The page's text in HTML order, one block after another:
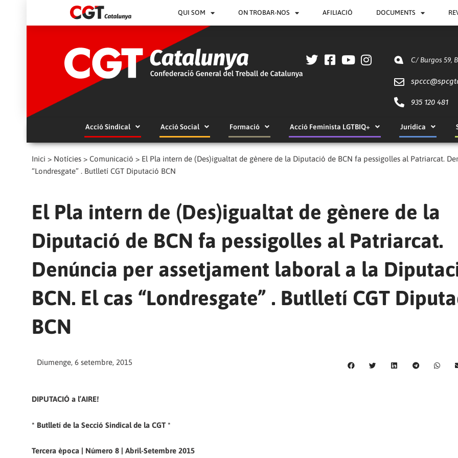
QUI SOM ON TROBAR-NOS AFILIACIÓ DOCUMENTS
C/ Burgos 59,
spccc@
935 120 481
Acció Sindical Acció Social Formació Acció Feminista LGTBIQ+ Jurídica
Inici > Notícies > Comunicació > El Pla intern de (Des)igualtat de gènere de la Diputació de BCN fa pessigolles al Patriarcat.
“Londresgate” . Butlletí CGT Diputació BCN
El Pla intern de (Des)igualtat de gènere de la
Diputació de BCN fa pessigolles al Patriarcat.
Denúncia per assetjament laboral a la
BCN. El cas “Londresgate” . Butlletí CGT
BCN
Diumenge, 6 setembre, 2015
DIPUTACIÓ a l’AIRE!
* Butlletí de la Secció Sindical de la CGT *
Tercera època | Número 8 | Abril-Setembre 2015